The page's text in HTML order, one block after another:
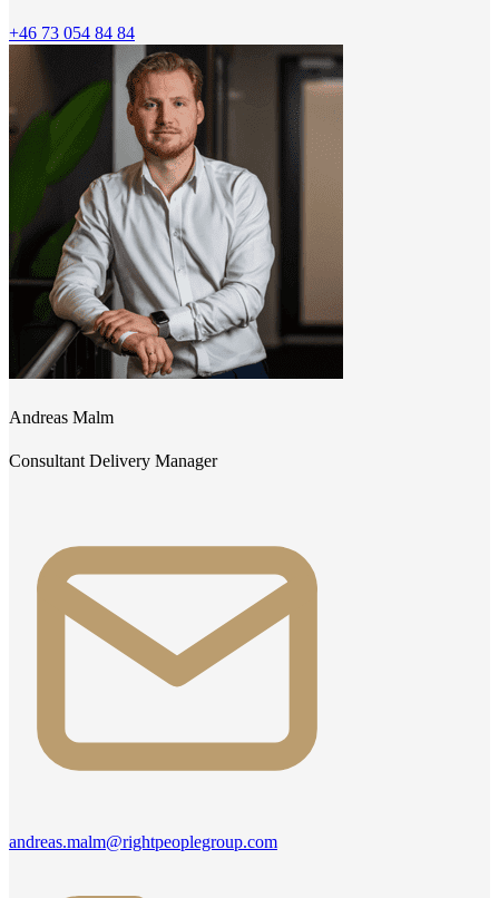
+46 73 054 84 84
Andreas Malm
Consultant Delivery Manager
andreas.malm@rightpeoplegroup.com